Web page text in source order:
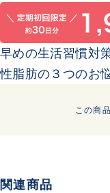
早めの生活習慣対
性脂肪の３つのお
この商
関連商品